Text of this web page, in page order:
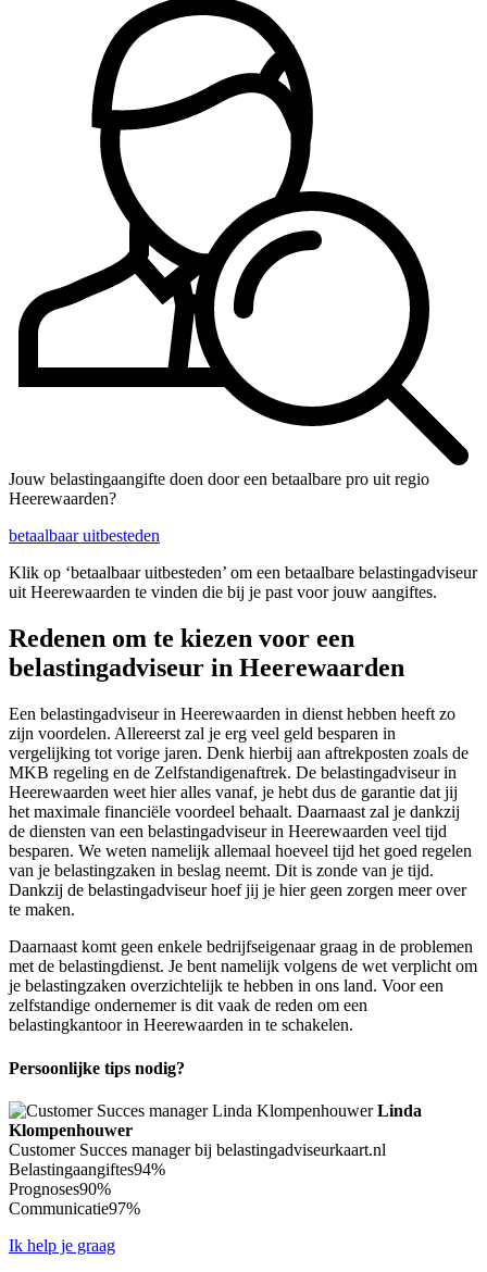
Jouw belastingaangifte doen door een betaalbare pro uit regio
Heerewaarden?
betaalbaar uitbesteden
Klik op ‘betaalbaar uitbesteden’ om een betaalbare belastingadviseur
uit Heerewaarden te vinden die bij je past voor jouw aangiftes.
Redenen om te kiezen voor een
belastingadviseur in Heerewaarden
Een belastingadviseur in Heerewaarden in dienst hebben heeft zo
zijn voordelen. Allereerst zal je erg veel geld besparen in
vergelijking tot vorige jaren. Denk hierbij aan aftrekposten zoals de
MKB regeling en de Zelfstandigenaftrek. De belastingadviseur in
Heerewaarden weet hier alles vanaf, je hebt dus de garantie dat jij
het maximale financiële voordeel behaalt. Daarnaast zal je dankzij
de diensten van een belastingadviseur in Heerewaarden veel tijd
besparen. We weten namelijk allemaal hoeveel tijd het goed regelen
van je belastingzaken in beslag neemt. Dit is zonde van je tijd.
Dankzij de belastingadviseur hoef jij je hier geen zorgen meer over
te maken.
Daarnaast komt geen enkele bedrijfseigenaar graag in de problemen
met de belastingdienst. Je bent namelijk volgens de wet verplicht om
je belastingzaken overzichtelijk te hebben in ons land. Voor een
zelfstandige ondernemer is dit vaak de reden om een
belastingkantoor in Heerewaarden in te schakelen.
Persoonlijke tips nodig?
Linda
Klompenhouwer
Customer Succes manager bij belastingadviseurkaart.nl
Belastingaangiftes94%
Prognoses90%
Communicatie97%
Ik help je graag